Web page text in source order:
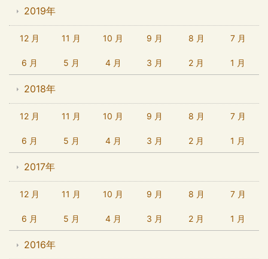
2019年
12 月 11 月 10 月 9 月 8 月 7 月
6 月 5 月 4 月 3 月 2 月 1 月
2018年
12 月 11 月 10 月 9 月 8 月 7 月
6 月 5 月 4 月 3 月 2 月 1 月
2017年
12 月 11 月 10 月 9 月 8 月 7 月
6 月 5 月 4 月 3 月 2 月 1 月
2016年